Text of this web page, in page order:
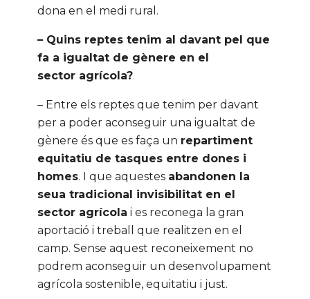
dona en el medi rural.
– Quins reptes tenim al davant pel que
fa a igualtat de gènere en el
sector agrícola?
– Entre els reptes que tenim per davant
per a poder aconseguir una igualtat de
gènere és que es faça un repartiment
equitatiu de tasques entre dones i
homes. I que aquestes abandonen la
seua tradicional invisibilitat en el
sector agrícola i es reconega la gran
aportació i treball que realitzen en el
camp. Sense aquest reconeixement no
podrem aconseguir un desenvolupament
agrícola sostenible, equitatiu i just.